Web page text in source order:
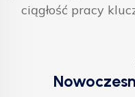
ciągłość pracy